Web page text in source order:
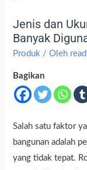
Jenis dan
Banyak
Produk / Oleh
Bagikan
Salah satu faktor
bangunan adalah
yang tidak tepat.